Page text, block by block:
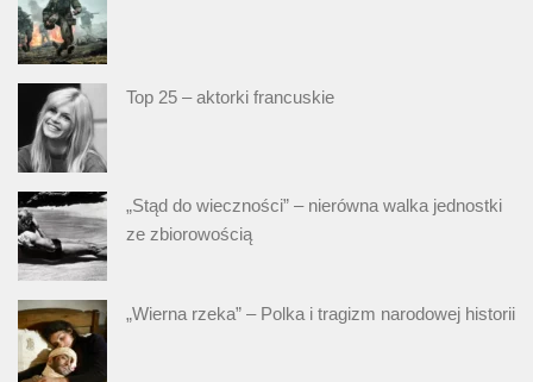
Top 25 – aktorki francuskie
„Stąd do wieczności” – nierówna walka jednostki
ze zbiorowością
„Wierna rzeka” – Polka i tragizm narodowej historii